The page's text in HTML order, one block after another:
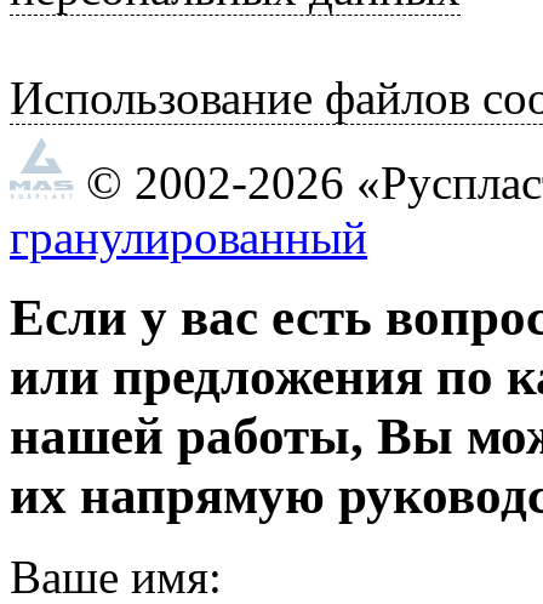
Использование файлов
© 2002-2026
гранулированный
Если у вас есть
или предложения по
нашей работы, Вы
их напрямую
Ваше имя: